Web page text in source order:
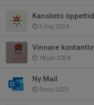
Kansliets
3 maj 2024
Vinnare
18 jan 2024
Ny Mail
9 nov 2023